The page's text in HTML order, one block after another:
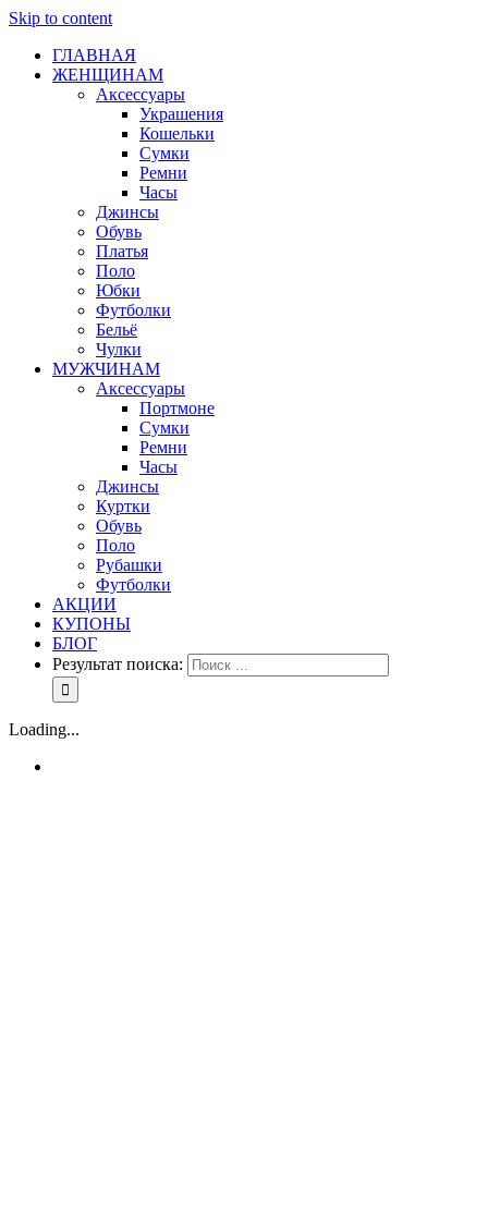
Skip to content
ГЛАВНАЯ
ЖЕНЩИНАМ
Аксессуары
Украшения
Кошельки
Сумки
Ремни
Часы
Джинсы
Обувь
Платья
Поло
Юбки
Футболки
Бельё
Чулки
МУЖЧИНАМ
Аксессуары
Портмоне
Сумки
Ремни
Часы
Джинсы
Куртки
Обувь
Поло
Рубашки
Футболки
АКЦИИ
КУПОНЫ
БЛОГ
Результат поиска:
Loading...